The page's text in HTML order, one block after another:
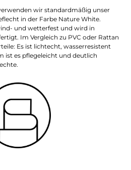
wir standardmäßig unser
in der Farbe Nature White.
und wetterfest und wird in
Im Vergleich zu PVC oder Rattan
Es ist lichtecht, wasserresistent
ist es pflegeleicht und deutlich